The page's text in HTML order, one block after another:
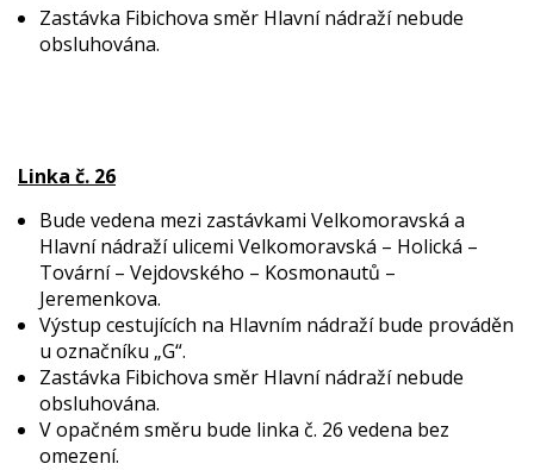
Zastávka Fibichova směr Hlavní nádraží nebude
obsluhována.
Linka č. 26
Bude vedena mezi zastávkami Velkomoravská a
Hlavní nádraží ulicemi Velkomoravská – Holická –
Tovární – Vejdovského – Kosmonautů –
Jeremenkova.
Výstup cestujících na Hlavním nádraží bude prováděn
u označníku „G“.
Zastávka Fibichova směr Hlavní nádraží nebude
obsluhována.
V opačném směru bude linka č. 26 vedena bez
omezení.